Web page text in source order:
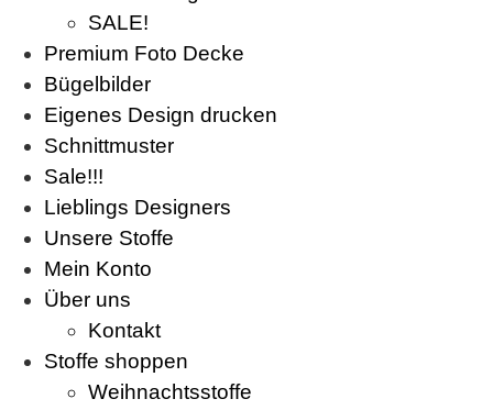
SALE!
Premium Foto Decke
Bügelbilder
Eigenes Design drucken
Schnittmuster
Sale!!!
Lieblings Designers
Unsere Stoffe
Mein Konto
Über uns
Kontakt
Stoffe shoppen
Weihnachtsstoffe